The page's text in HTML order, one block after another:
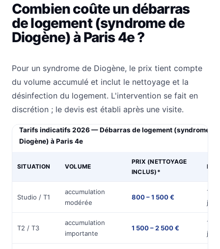
Combien coûte un débarras
de logement (syndrome de
Diogène) à Paris 4e ?
Pour un syndrome de Diogène, le prix tient compte
du volume accumulé et inclut le nettoyage et la
désinfection du logement. L'intervention se fait en
discrétion ; le devis est établi après une visite.
Tarifs indicatifs 2026 — Débarras de logement (syndrome de
Diogène) à Paris 4e
SITUATION VOLUME
PRIX (NETTOYAGE
INCLUS)*
Studio / T1
accumulation
modérée
800 – 1 500 €
1
T2 / T3
accumulation
importante
1 500 – 2 500 €
1 à